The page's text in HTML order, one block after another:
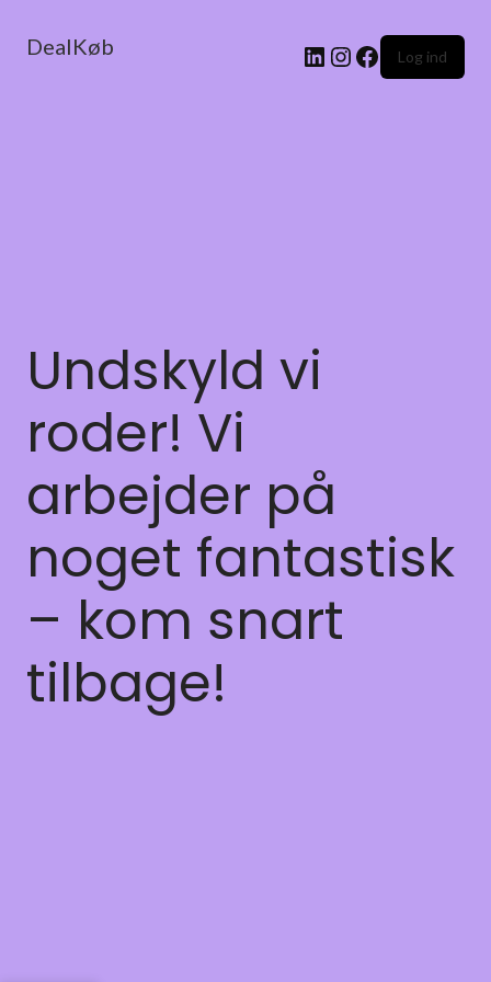
DealKøb Log ind
Undskyld vi
roder! Vi
arbejder på
noget fantastisk
– kom snart
tilbage!